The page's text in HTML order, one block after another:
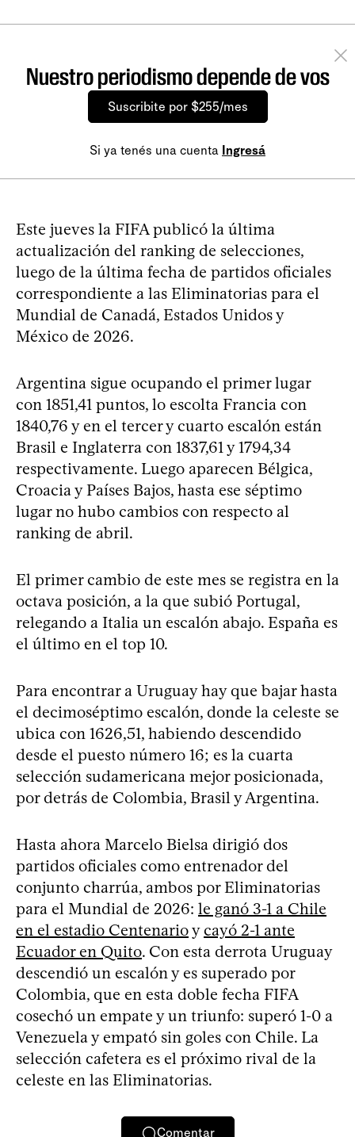
Nuestro periodismo depende de vos
Suscribite por $255/mes
Si ya tenés una cuenta Ingresá
Este jueves la FIFA publicó la última
actualización del ranking de selecciones,
luego de la última fecha de partidos oficiales
correspondiente a las Eliminatorias para el
Mundial de Canadá, Estados Unidos y
México de 2026.
Argentina sigue ocupando el primer lugar
con 1851,41 puntos, lo escolta Francia con
1840,76 y en el tercer y cuarto escalón están
Brasil e Inglaterra con 1837,61 y 1794,34
respectivamente. Luego aparecen Bélgica,
Croacia y Países Bajos, hasta ese séptimo
lugar no hubo cambios con respecto al
ranking de abril.
El primer cambio de este mes se registra en la
octava posición, a la que subió Portugal,
relegando a Italia un escalón abajo. España es
el último en el top 10.
Para encontrar a Uruguay hay que bajar hasta
el decimoséptimo escalón, donde la celeste se
ubica con 1626,51, habiendo descendido
desde el puesto número 16; es la cuarta
selección sudamericana mejor posicionada,
por detrás de Colombia, Brasil y Argentina.
Hasta ahora Marcelo Bielsa dirigió dos
partidos oficiales como entrenador del
conjunto charrúa, ambos por Eliminatorias
para el Mundial de 2026: le ganó 3-1 a Chile
en el estadio Centenarioycayó 2-1 ante
Ecuador en Quito. Con esta derrota Uruguay
descendió un escalón y es superado por
Colombia, que en esta doble fecha FIFA
cosechó un empate y un triunfo: superó 1-0 a
Venezuela y empató sin goles con Chile. La
selección cafetera es el próximo rival de la
celeste en las Eliminatorias.
Comentar